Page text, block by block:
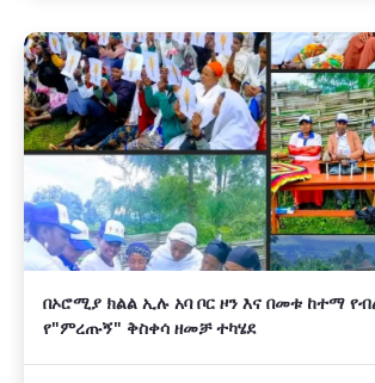
በኦሮሚያ ክልል ኢሉ አባ ቦር ዞን እና በመቱ ከተማ
የ"ምረጡኝ" ቅስቀሳ ዘመቻ ተካሄደ